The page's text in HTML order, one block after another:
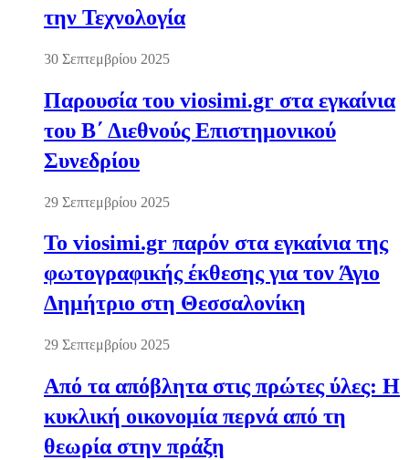
την Τεχνολογία
30 Σεπτεμβρίου 2025
Παρουσία του viosimi.gr στα εγκαίνια
του Β΄ Διεθνούς Επιστημονικού
Συνεδρίου
29 Σεπτεμβρίου 2025
Το viosimi.gr παρόν στα εγκαίνια της
φωτογραφικής έκθεσης για τον Άγιο
Δημήτριο στη Θεσσαλονίκη
29 Σεπτεμβρίου 2025
Από τα απόβλητα στις πρώτες ύλες: Η
κυκλική οικονομία περνά από τη
θεωρία στην πράξη